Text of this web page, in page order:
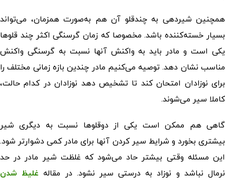
همچنین شیردهی به چندقلو آن هم به‌صورتهمزمان، می‌تواند
بسیار خسته‌کننده باشد. مخصوصا که زمان گرسنگی اکثر چند قلوها
یکی است و مادر باید به واکنش آنها نسبت به گرسنگی واکنش
مناسب نشان دهد. توصیه می‌کنیم مادر چندین بازه زمانی مختلف را
برای نوزادان امتحان کند تا تشخیص دهد نوزادان در کدام حالت،
کاملا سیر می‌شوند.
گاهی هم ممکن است یکی از دوقلوها نسبت به دیگری شیر
بیشتری بخورد و شرایط سیر کردن آنها برای مادر کمی دشوارتر شود.
این مسئله وقتی بیشتر حاد می‌شود که غلظت شیر مادر در حد
نرمال نباشد و نوزاد به درستی سیر نشود. در مقاله غلیظ شدن